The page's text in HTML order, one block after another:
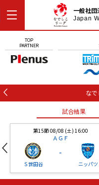
一般社団
Japan
TOP
PARTNER
な
試合結果
第15節 08/08 (土) 16:00
ＡＧＦ
Ｓ世田谷
-
ニッパツ